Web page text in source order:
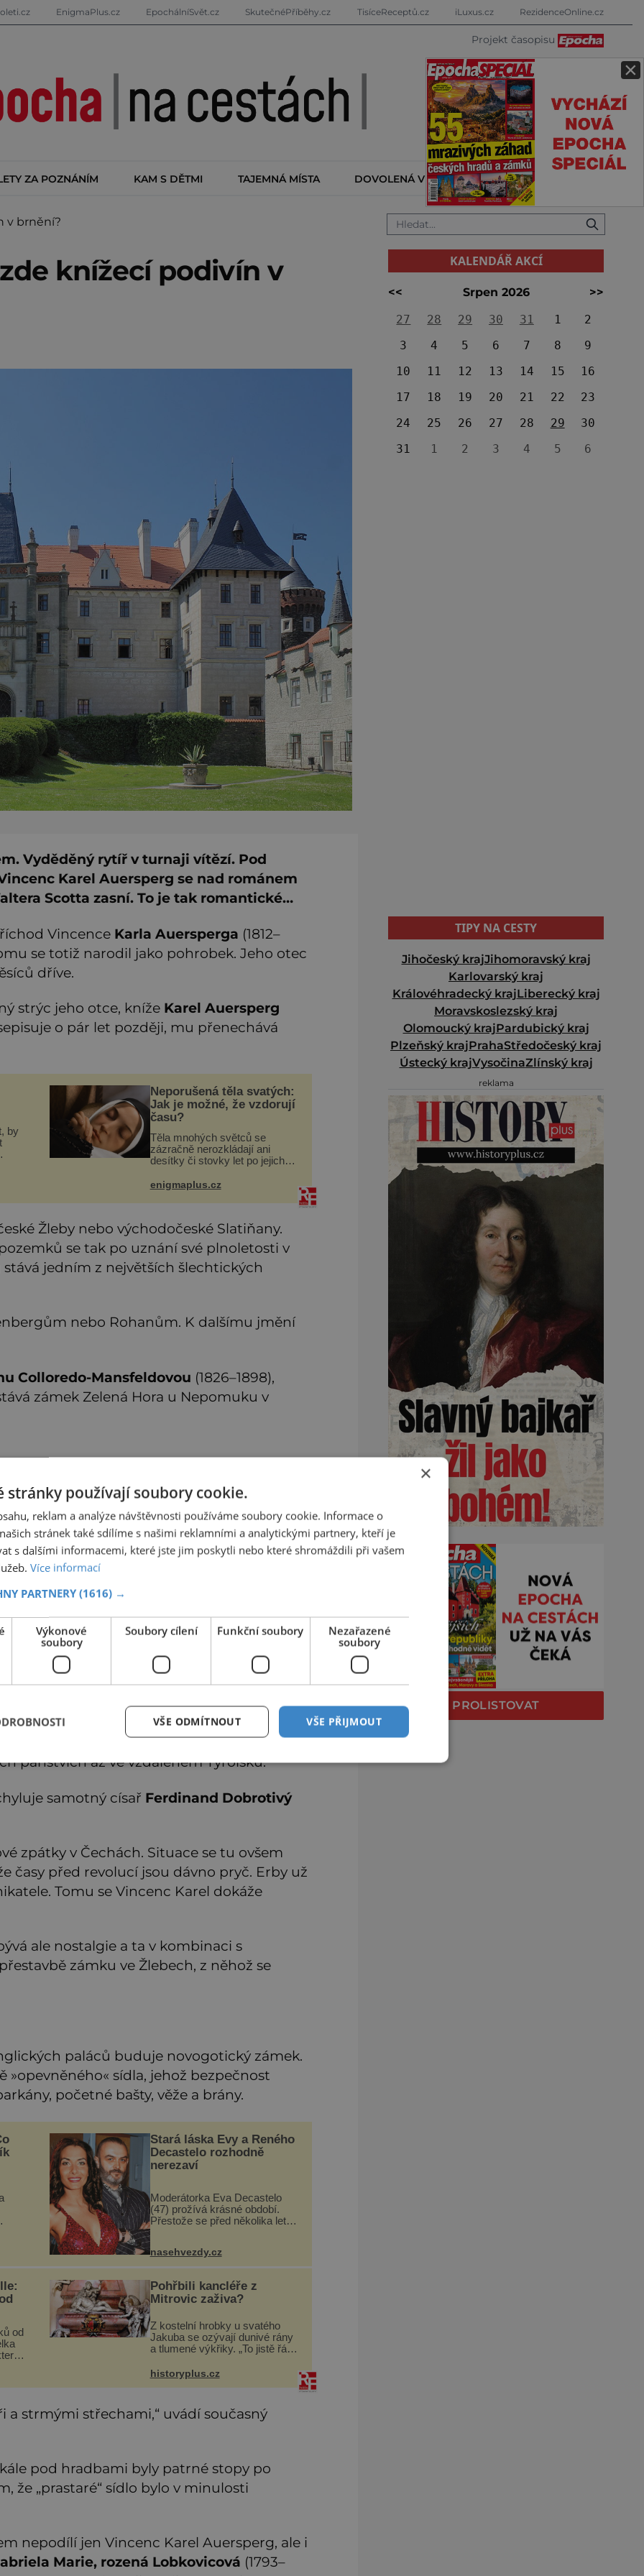
×
EnigmaPlus.cz EpochálníSvět.cz SkutečnéPříběhy.cz TisíceReceptů.cz iLuxus.cz RezidenceOnline.cz
Projekt časopisu
ZA POZNÁNÍM KAM S DĚTMI TAJEMNÁ MÍSTA DOVOLENÁ V ZAHRANIČÍ KALENDÁŘ AKCÍ
v brnění?
knížecí podivín v
Vyděděný rytíř v turnaji vítězí. Pod
Karel Auersperg se nad románem
Scotta zasní. To je tak romantické…
Vincence Karla Auersperga (1812–
se totiž narodil jako pohrobek. Jeho otec
dříve.
strýc jeho otce, kníže Karel Auersperg
o pár let později, mu přenechává
by
Neporušená těla svatých:
Jak je možné, že vzdorují
času?
Těla mnohých světců se
zázračně nerozkládají ani
desítky či stovky let po jejich
nebylo provedeno balzamování
Neporušené ostatky bývají
enigmaplus.cz
Žleby nebo východočeské Slatiňany.
se tak po uznání své plnoletosti v
jedním z největších šlechtických
nebo Rohanům. K dalšímu jmění
Colloredo-Mansfeldovou (1826–1898),
zámek Zelená Hora u Nepomuku v
se v polovině června 1848 ve
jinak císařský komoří, právě dlí s rodinou
bouře přelije z Prahy i na venkov.
lenochodi jsou v tom ale nevinně!
omezen jen na Amazonii, nyní se však, poté co prošel
změnami, díky kterým je silnější, šíří po celé
a první případy se objevily už i v Evropě. Máme se
Virus oropouche (čti oropuče), jak se odborně nazývá,
Zajímavé články najdete také na21stoleti.cz
si srovnat s vrchností účty.
na Žleby, které se před vzbouřenci dají
panstvích až ve vzdáleném Tyrolsku.
samotný císař Ferdinand Dobrotivý
zpátky v Čechách. Situace se tu ovšem
časy před revolucí jsou dávno pryč. Erby už
Tomu se Vincenc Karel dokáže
ale nostalgie a ta v kombinaci s
zámku ve Žlebech, z něhož se
paláců buduje novogotický zámek.
sídla, jehož bezpečnost
početné bašty, věže a brány.
Stará láska Evy a Reného
Decastelo rozhodně
nerezaví
Moderátorka Eva Decastelo
(47) prožívá krásné období.
Přestože se před několika lety s
manželem Reném Decastelem
(52) rozešli a každý se vydal
vlastní cestou, osud je znovu
svedl dohromady. Dnes tvoří
nasehvezdy.cz
od
a
Pohřbili kancléře z
Mitrovic zaživa?
Z kostelní hrobky u svatého
Jakuba se ozývají dunivé rány
a tlumené výkřiky. „To jistě řádí
Ani za dvě kopy grošů by se
nikdo neodvážil podzemní
historyplus.cz
a strmými střechami,“ uvádí současný
pod hradbami byly patrné stopy po
že „prastaré“ sídlo bylo v minulosti
nepodílí jen Vincenc Karel Auersperg, ale i
Marie, rozená Lobkovicová (1793–
KALENDÁŘ AKCÍ
<< Srpen 2026
>>
27
28 29 30 31 1
2
3
4 5 6 7 8
9
10
11 12 13 14 15
16
17
18 19 20 21 22
23
24
25 26 27 28 29
30
31
1 2 3 4 5 6
TIPY NA CESTY
Jihočeský krajJihomoravský kraj
Karlovarský kraj
Královéhradecký krajLiberecký kraj
Moravskoslezský kraj
Olomoucký krajPardubický kraj
Plzeňský krajPrahaStředočeský kraj
Ústecký krajVysočinaZlínský kraj
reklama
PROLISTOVAT
×
stránky používají soubory cookie.
reklam a analýze návštěvnosti používáme soubory cookie. Informace o
stránek také sdílíme s našimi reklamními a analytickými partnery, kteří je
s dalšími informacemi, které jste jim poskytli nebo které shromáždili při vašem
Více informací
PARTNERY (1616) →
Výkonové
soubory
Soubory cílení Funkční soubory
Nezařazené
soubory
VŠE PŘIJMOUT
VŠE ODMÍTNOUT